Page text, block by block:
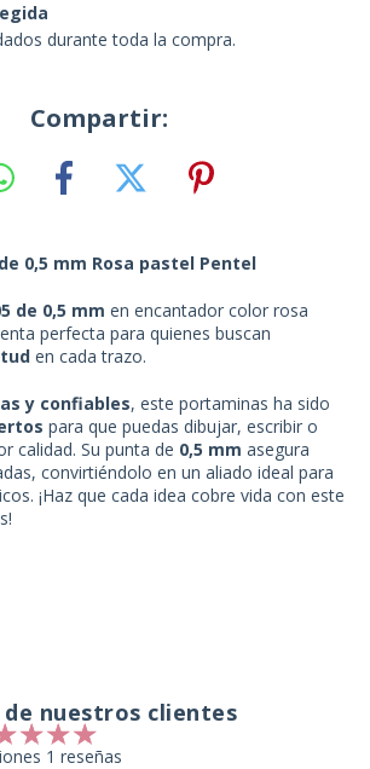
durante toda la compra.
Compartir:
0,5 mm Rosa pastel Pentel
de 0,5 mm en encantador color rosa
perfecta para quienes buscan
en cada trazo.
y confiables, este portaminas ha sido
para que puedas dibujar, escribir o
calidad. Su punta de 0,5 mm asegura
convirtiéndolo en un aliado ideal para
¡Haz que cada idea cobre vida con este
de nuestros clientes
1 reseñas